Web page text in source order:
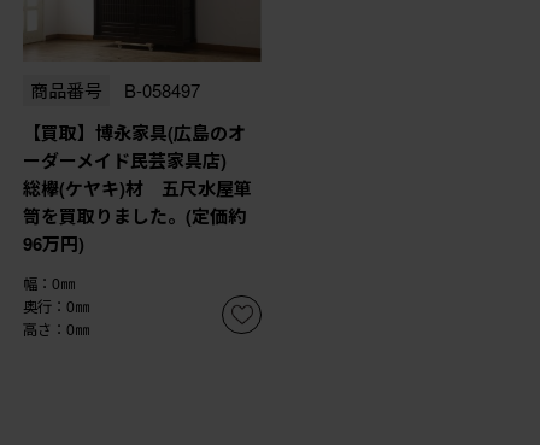
商品番号 B-058497
【買取】博永家具(広島のオ
ーダーメイド民芸家具店)
総欅(ケヤキ)材 五尺水屋箪
笥を買取りました。(定価約
96万円)
幅：0㎜
奥行：0㎜
高さ：0㎜